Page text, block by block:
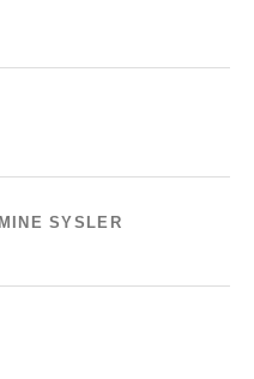
SYSLER